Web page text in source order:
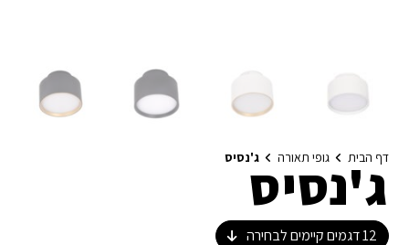
דף הבית גופי תאורה ג'נסיסג'נסיס
12דגמים קיימים לבחירה